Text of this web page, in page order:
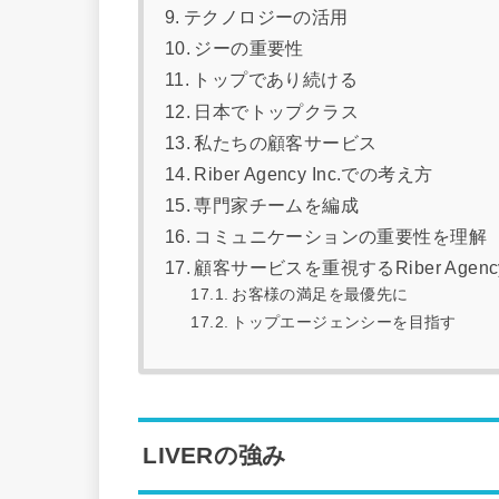
テクノロジーの活用
ジーの重要性
トップであり続ける
日本でトップクラス
私たちの顧客サービス
Riber Agency Inc.での考え方
専門家チームを編成
コミュニケーションの重要性を理解
顧客サービスを重視するRiber
お客様の満足を最優先に
トップエージェンシーを目指す
LIVERの強み